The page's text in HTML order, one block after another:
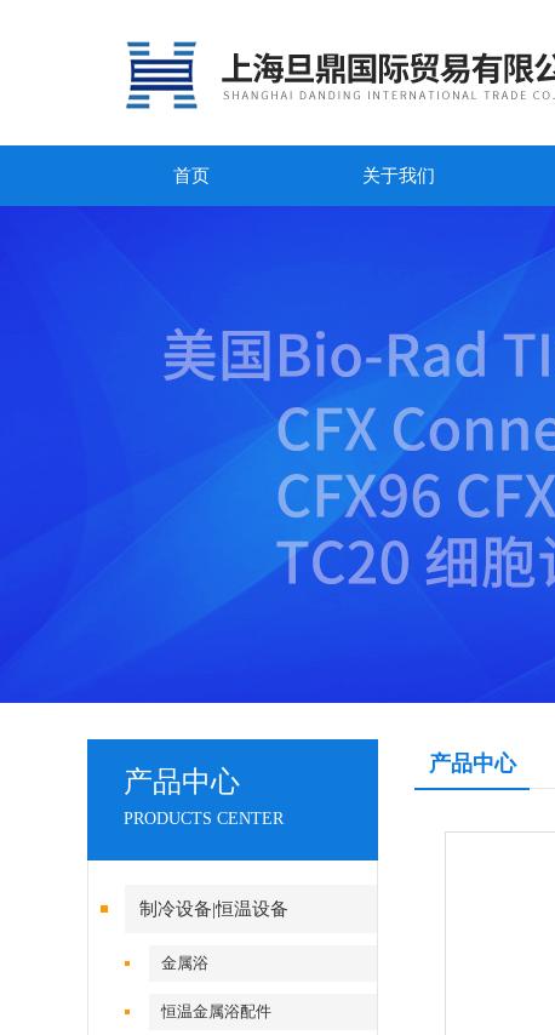
首页 关于我们
产品中心
PRODUCTS CENTER
制冷设备|恒温设备
金属浴
恒温金属浴配件
产品中心